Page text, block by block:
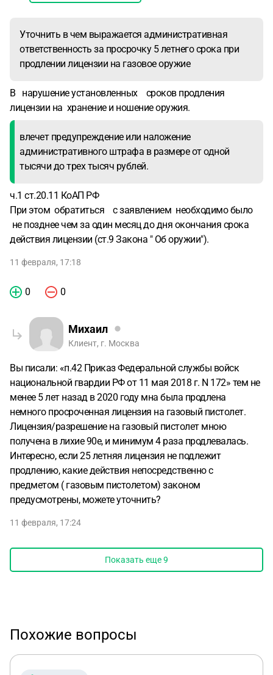
Уточнить в чем выражается административная
ответственность за просрочку 5 летнего срока при
продлении лицензии на газовое оружие
В нарушение установленных сроков продления
лицензии на хранение и ношение оружия.
влечет предупреждение или наложение
административного штрафа в размере от одной
тысячи до трех тысяч рублей.
ч.1 ст.20.11 КоАП РФ
При этом обратиться с заявлением необходимо было
не позднее чем за один месяц до дня окончания срока
действия лицензии (ст.9 Закона " Об оружии").
11 февраля, 17:18
0 0
Михаил
Клиент, г. Москва
Вы писали: «п.42 Приказ Федеральной службы войск
национальной гвардии РФ от 11 мая 2018 г. N 172» тем не
менее 5 лет назад в 2020 году мна была продлена
немного просроченная лицензия на газовый пистолет.
Лицензия/разрешение на газовый пистолет мною
получена в лихие 90е, и минимум 4 раза продлевалась.
Интересно, если 25 летняя лицензия не подлежит
продлению, какие действия непосредственно с
предметом ( газовым пистолетом) законом
предусмотрены, можете уточнить?
11 февраля, 17:24
Показать еще9
Похожие вопросы